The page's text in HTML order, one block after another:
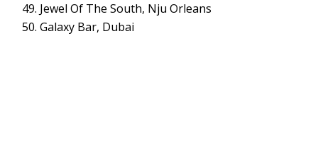
Jewel Of The South, Nju Orleans
Galaxy Bar, Dubai